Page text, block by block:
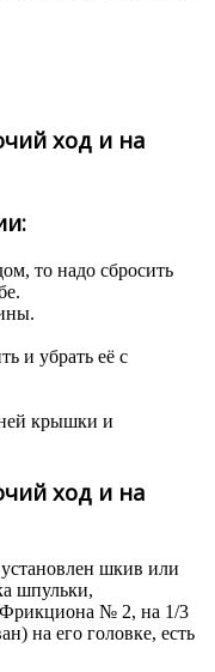
ход и на
то надо сбросить
и убрать её с
крышки и
ход и на
шкив или
шпульки,
Фрикциона № 2, на 1/3
на его головке, есть